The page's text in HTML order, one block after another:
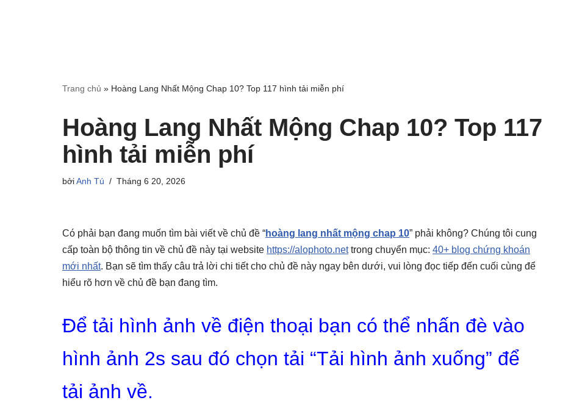
Trang chủ » Hoàng Lang Nhất Mộng Chap 10? Top 117 hình tải miễn phí
Hoàng Lang Nhất Mộng Chap 10? Top 117
hình tải miễn phí
bởiAnh Tú Tháng 6 20, 2026
Có phải bạn đang muốn tìm bài viết về chủ đề “hoàng lang nhất mộng chap 10” phải không? Chúng tôi cung
cấp toàn bộ thông tin về chủ đề này tại website https://alophoto.nettrong chuyển mục: 40+ blog chứng khoán
mới nhất. Bạn sẽ tìm thấy câu trả lời chi tiết cho chủ đề này ngay bên dưới, vui lòng đọc tiếp đến cuối cùng để
hiểu rõ hơn về chủ đề bạn đang tìm.
Để tải hình ảnh về điện thoại bạn có thể nhấn đè vào
hình ảnh 2s sau đó chọn tải “Tải hình ảnh xuống” để
tải ảnh về.